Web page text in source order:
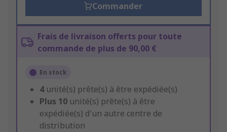
Commander
Frais de livraison offerts pour toute
commande de plus de 90,00 €
En stock
4 unité(s) prête(s) à être expédiée(s)
Plus 10 unité(s) prête(s) à être
expédiée(s) d'un autre centre de
distribution